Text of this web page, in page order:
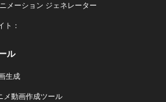
メーション ジェネレーター
ト：
ル
生成
メ動画作成ツール